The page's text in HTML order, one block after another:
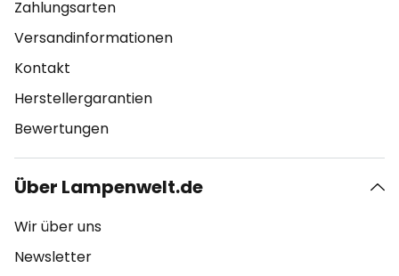
Zahlungsarten
Versandinformationen
Kontakt
Herstellergarantien
Bewertungen
Über Lampenwelt.de
Wir über uns
Newsletter